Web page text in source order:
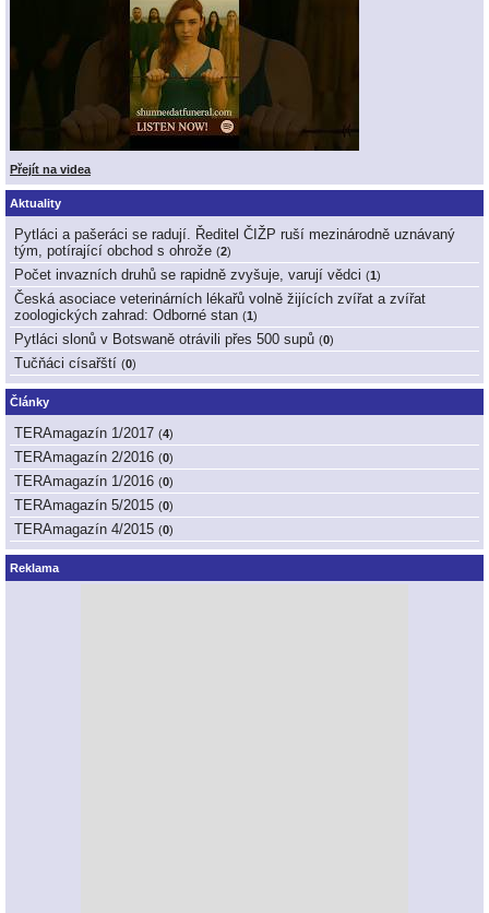
Přejít na videa
Aktuality
Pytláci a pašeráci se radují. Ředitel ČIŽP ruší mezinárodně uznávaný
tým, potírající obchod s ohrože (2)
Počet invazních druhů se rapidně zvyšuje, varují vědci (1 )
Česká asociace veterinárních lékařů volně žijících zvířat a zvířat
zoologických zahrad: Odborné stan (1 )
Pytláci slonů v Botswaně otrávili přes 500 supů (0)
Tučňáci císařští (0)
Články
TERAmagazín 1/2017 (4)
TERAmagazín 2/2016 (0)
TERAmagazín 1/2016 (0)
TERAmagazín 5/2015 (0)
TERAmagazín 4/2015 (0)
Reklama